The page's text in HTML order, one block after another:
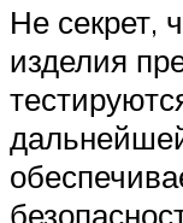
Не секрет,
изделия